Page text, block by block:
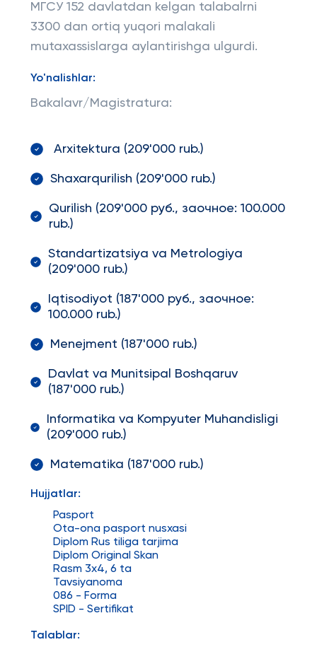
МГСУ 152 davlatdan kelgan talabalrni
3300 dan ortiq yuqori malakali
mutaxassislarga aylantirishga ulgurdi.
Yo'nalishlar:
Bakalavr/Magistratura:
Arxitektura (209'000 rub.)
Shaxarqurilish (209'000 rub.)
Qurilish (209'000 руб., заочное: 100.000
rub.)
Standartizatsiya va Metrologiya
(209'000 rub.)
Iqtisodiyot (187'000 руб., заочное:
100.000 rub.)
Menejment (187'000 rub.)
Davlat va Munitsipal Boshqaruv
(187'000 rub.)
Informatika va Kompyuter Muhandisligi
(209'000 rub.)
Matematika (187'000 rub.)
Hujjatlar:
Pasport
Ota-ona pasport nusxasi
Diplom Rus tiliga tarjima
Diplom Original Skan
Rasm 3x4, 6 ta
Tavsiyanoma
086 - Forma
SPID - Sertifikat
Talablar: